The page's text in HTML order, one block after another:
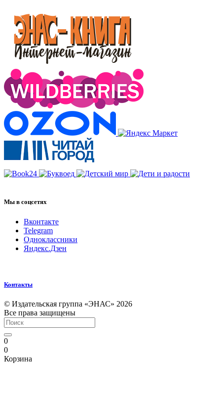
Мы в соцсетях
Вконтакте
Telegram
Одноклассники
Яндекс.Дзен
Контакты
© Издательская группа «ЭНАС» 2026
Все права защищены
0
0
Корзина